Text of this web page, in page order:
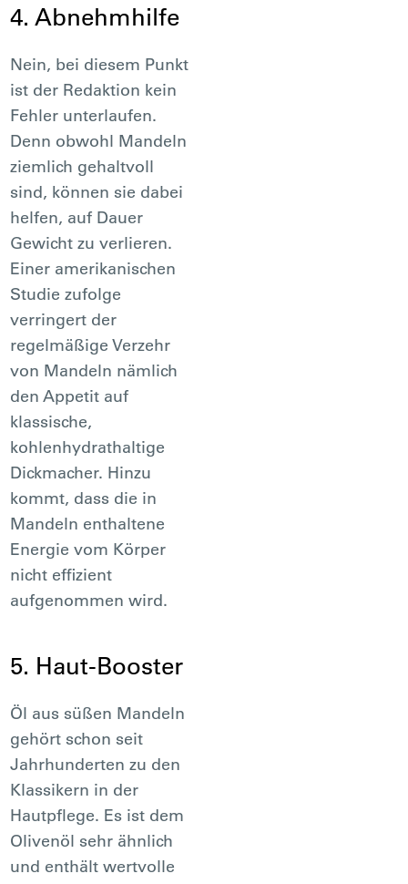
4. Abnehmhilfe
Nein, bei diesem Punkt
ist der Redaktion kein
Fehler unterlaufen.
Denn obwohl Mandeln
ziemlich gehaltvoll
sind, können sie dabei
helfen, auf Dauer
Gewicht zu verlieren.
Einer amerikanischen
Studie zufolge
verringert der
regelmäßige Verzehr
von Mandeln nämlich
den Appetit auf
klassische,
kohlenhydrathaltige
Dickmacher. Hinzu
kommt, dass die in
Mandeln enthaltene
Energie vom Körper
nicht effizient
aufgenommen wird.
5. Haut-Booster
Öl aus süßen Mandeln
gehört schon seit
Jahrhunderten zu den
Klassikern in der
Hautpflege. Es ist dem
Olivenöl sehr ähnlich
und enthält wertvolle